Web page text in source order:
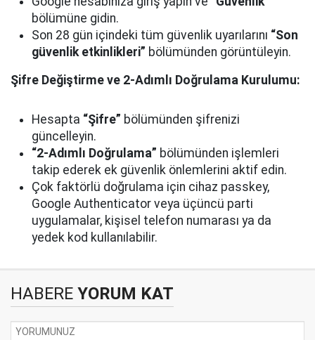
bölümüne gidin.
Son 28 gün içindeki tüm güvenlik uyarılarını “Son
güvenlik etkinlikleri” bölümünden görüntüleyin.
Şifre Değiştirme ve 2-Adımlı Doğrulama Kurulumu:
Hesapta “Şifre” bölümünden şifrenizi
güncelleyin.
“2-Adımlı Doğrulama” bölümünden işlemleri
takip ederek ek güvenlik önlemlerini aktif edin.
Çok faktörlü doğrulama için cihaz passkey,
Google Authenticator veya üçüncü parti
uygulamalar, kişisel telefon numarası ya da
yedek kod kullanılabilir.
HABERE YORUM KAT